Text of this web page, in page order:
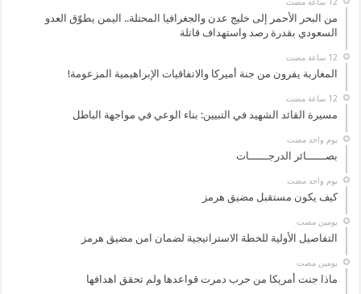
من البحر الأحمر إلى خليج عدن والجغرافيا المحتلة.. اليمن يطوّق العدو
السعودي بقدرة رصد واستهداف قاتلة
المغاربة يفرون من جنة أميركا والاتفاقيات الإبراهيمية المزعومة!
مسيرة القائد الشهيد في التبيين: بناء الوعي في مواجهة الباطل
‏يوم واحد مضت
بصــــــائر الدرجــــــات
‏يوم واحد مضت
كيف يكون مستقبل مضيق هرمز
‏يومين مضت
التفاصيل الأولية للخطة الاستراتيجية لضمان امن مضيق هرمز
‏يومين مضت
ماذا جنت أمريكا من حرب دمرت قواعدها ولم تحقق اهدافها